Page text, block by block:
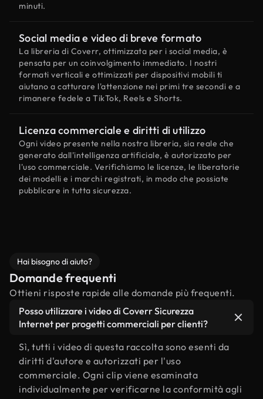
minuti.
Social media e video di breve formato
La libreria di Coverr, ottimizzata per i social media, è
pensata per un coinvolgimento immediato. I nostri
formati verticali e ottimizzati per dispositivi mobili ti
aiutano a catturare l'attenzione nei primi tre secondi e a
rimanere fedele a TikTok, Reels e Shorts.
Licenza commerciale e diritti di utilizzo
Ogni video presente nella nostra libreria, sia reale che
generato dall'intelligenza artificiale, è autorizzato per
l'uso commerciale. Verifichiamo le licenze, le liberatorie
dei modelli e i marchi registrati, in modo che possiate
pubblicare in tutta sicurezza.
Hai bisogno di aiuto?
Domande frequenti
Ottieni risposte rapide alle domande più frequenti.
Posso utilizzare i video di Coverr Sicurezza
Internet per progetti commerciali per clienti?
Sì, tutti i video di questa raccolta sono esenti da
diritti d'autore e autorizzati per l'uso
commerciale. Ogni clip viene esaminata
individualmente per verificarne la conformità agli